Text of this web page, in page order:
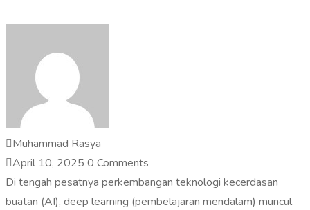
Muhammad Rasya
April 10, 2025 0 Comments
Di tengah pesatnya perkembangan teknologi kecerdasan
buatan (AI), deep learning (pembelajaran mendalam) muncul